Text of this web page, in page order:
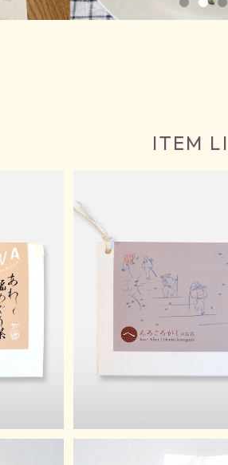
ITEM
福めぐり茶・へん
¥1,080